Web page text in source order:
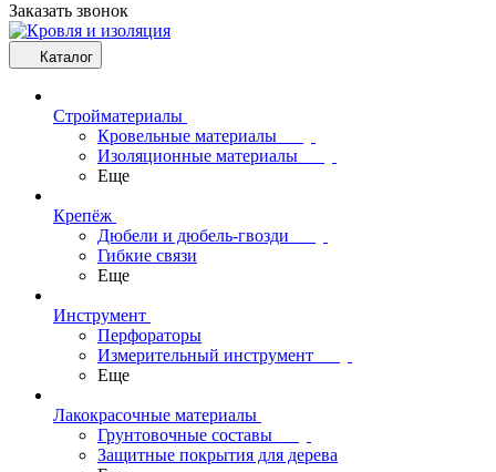
Заказать звонок
Каталог
Стройматериалы
Кровельные материалы
Изоляционные материалы
Еще
Крепёж
Дюбели и дюбель-гвозди
Гибкие связи
Еще
Инструмент
Перфораторы
Измерительный инструмент
Еще
Лакокрасочные материалы
Грунтовочные составы
Защитные покрытия для дерева